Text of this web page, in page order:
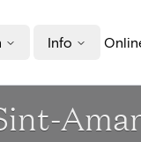
Info